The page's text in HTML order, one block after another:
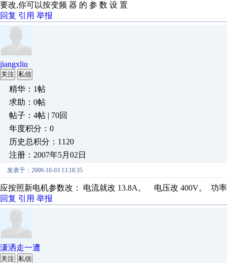
要改,你可以按变频 器 的 参 数 设 置
回复 引用 举报
jiangxliu
关注 私信
精华：1帖
求助：0帖
帖子：4帖 | 70回
年度积分：0
历史总积分：1120
注册：2007年5月02日
发表于：2009-10-03 13:18:35
应按照新电机参数改： 电流就改 13.8A。 电压改 400V。 功
回复 引用 举报
潇洒走一遭
关注 私信